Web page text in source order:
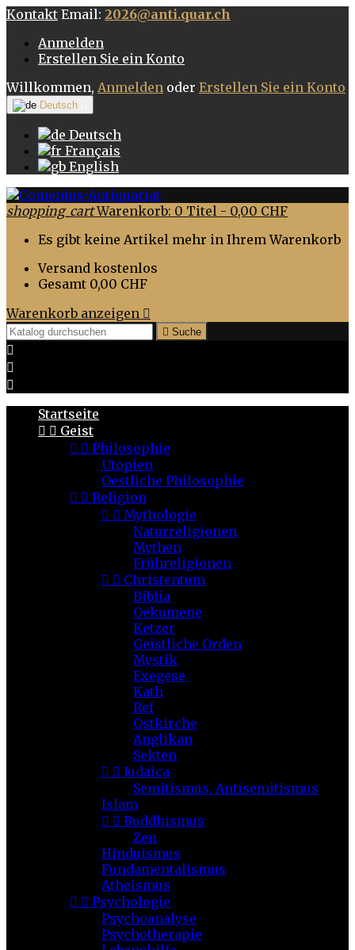
Kontakt Email: 2026@anti.quar.ch
Anmelden
Erstellen Sie ein Konto
Willkommen, Anmelden oder Erstellen Sie ein Konto
Deutsch
Deutsch
Français
English
shopping_cart Warenkorb: 0 Titel - 0,00 CHF
Es gibt keine Artikel mehr in Ihrem Warenkorb
Versand kostenlos
Gesamt 0,00 CHF
Warenkorb anzeigen 
 Suche



Startseite
  Geist
  Philosophie
Utopien
Oestliche Philosophie
  Religion
  Mythologie
Naturreligionen
Mythen
Frühreligionen
  Christentum
Biblia
Oekumene
Ketzer
Geistliche Orden
Mystik
Exegese
Kath
Ref
Ostkirche
Anglikan
Sekten
  Judaica
Semitismus, Antisemitismus
Islam
  Buddhismus
Zen
Hinduismus
Fundamentalismus
Atheismus
  Psychologie
Psychoanalyse
Psychotherapie